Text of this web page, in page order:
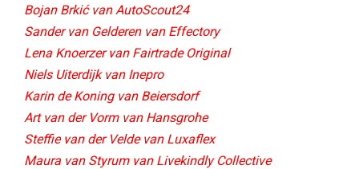
Bojan Brkić van AutoScout24
Sander van Gelderen van Effectory
Lena Knoerzer van Fairtrade Original
Niels Uiterdijk van Inepro
Karin de Koning van Beiersdorf
Art van der Vorm van Hansgrohe
Steffie van der Velde van Luxaflex
Maura van Styrum van Livekindly Collective​